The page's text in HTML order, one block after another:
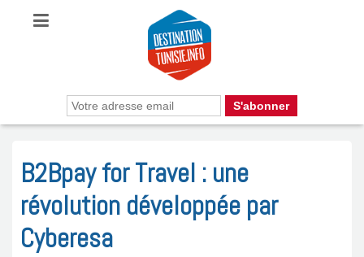
B2Bpay for Travel : une
révolution développée par
Cyberesa